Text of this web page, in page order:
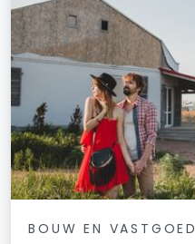
BOUW EN VASTGOED